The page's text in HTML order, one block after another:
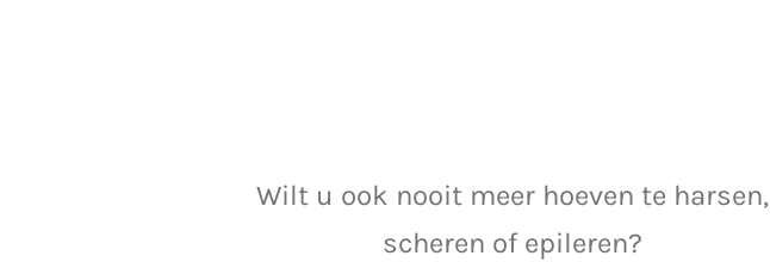
Wilt u ook nooit meer hoeven te harsen,
scheren of epileren?